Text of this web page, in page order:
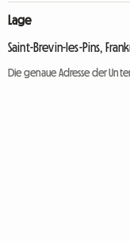
Lage
Saint-Brevin-les-Pins,
Die genaue Adresse der